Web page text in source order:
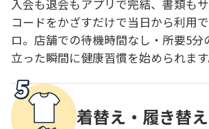
入会も退会もアプリで完結、書類も
コードをかざすだけで当日から利用
ロ。店舗での待機時間なし・所要5分
立った瞬間に健康習慣を始められます
着替え・履き替